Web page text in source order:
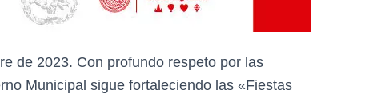
de 2023. Con profundo respeto por las
Municipal sigue fortaleciendo las «Fiestas